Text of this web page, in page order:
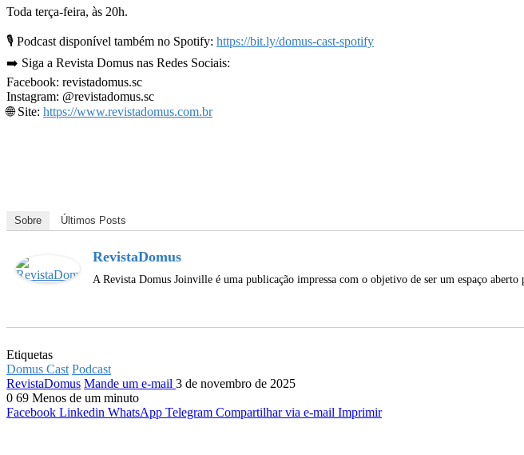
Toda terça-feira, às 20h.
🎙️ Podcast disponível também no Spotify: https://bit.ly/domus-cast-spotify
➡️ Siga a Revista Domus nas Redes Sociais:
Facebook: revistadomus.sc
Instagram: @revistadomus.sc
🌐 Site: https://www.revistadomus.com.br
Sobre Últimos Posts
RevistaDomus
A Revista Domus Joinville é uma publicação impressa com o objetivo de ser um espaço
Etiquetas
Domus Cast Podcast
RevistaDomus Mande um e-mail 3 de novembro de 2025
0 69 Menos de um minuto
Facebook Linkedin WhatsApp Telegram Compartilhar via e-mail Imprimir